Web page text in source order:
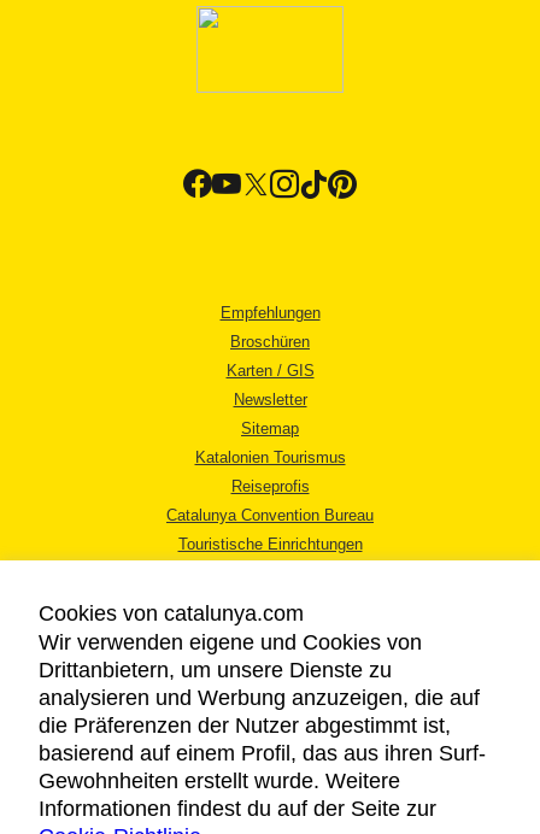
Empfehlungen
Broschüren
Karten / GIS
Newsletter
Sitemap
Katalonien Tourismus
Reiseprofis
Catalunya Convention Bureau
Touristische Einrichtungen
RECHTLICHER HINWEIS
DATENSCHUTZICHTLINIE
COOKIES
Cookies von catalunya.com
Wir verwenden eigene und Cookies von
Drittanbietern, um unsere Dienste zu
analysieren und Werbung anzuzeigen, die auf
die Präferenzen der Nutzer abgestimmt ist,
basierend auf einem Profil, das aus ihren Surf-
Gewohnheiten erstellt wurde. Weitere
Informationen findest du auf der Seite zur